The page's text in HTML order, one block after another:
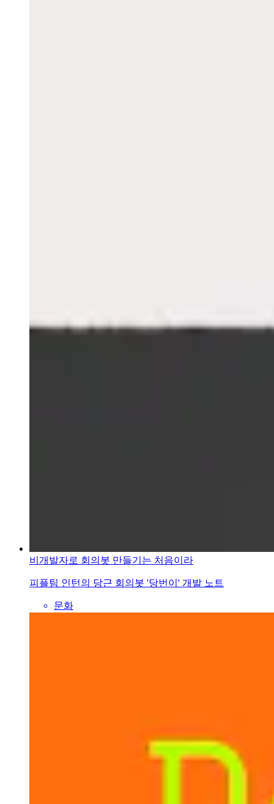
비개발자로 회의봇 만들기는 처음이라
피플팀 인턴의 당근 회의봇 '당번이' 개발 노트
문화